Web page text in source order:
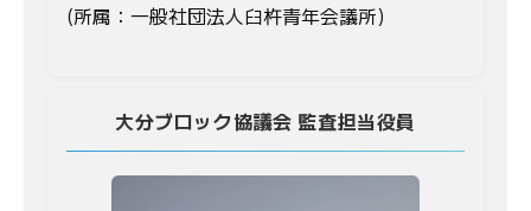
(所属：一般社団法人臼杵青年会議所)
大分ブロック協議会 監査担当役員